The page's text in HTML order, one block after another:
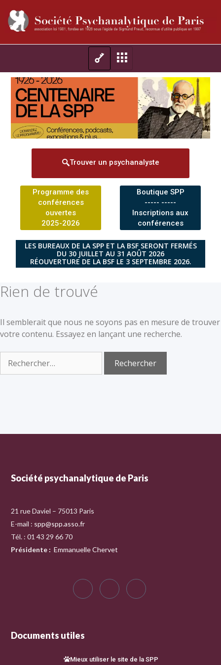
Trouver un psychanalyste
Programme des
conférences
ouvertes
2025-2026
Boutique SPP
----- -----
Inscriptions aux
conférences
LES BUREAUX DE LA SPP ET LA BSF SERONT FERMÉS
DU 30 JUILLET AU 31 AOÛT 2026
RÉOUVERTURE DE LA BSF LE 3 SEPTEMBRE 2026.
Rien de trouvé
Il semblerait que nous ne soyons pas en mesure de trouver
votre contenu. Essayez en lançant une recherche.
Société psychanalytique de Paris
21 rue Daviel – 75013 Paris
E-mail : spp@spp.asso.fr
Tél. : 01 43 29 66 70
Présidente : Emmanuelle Chervet
Documents utiles
Mieux utiliser le site de la SPP